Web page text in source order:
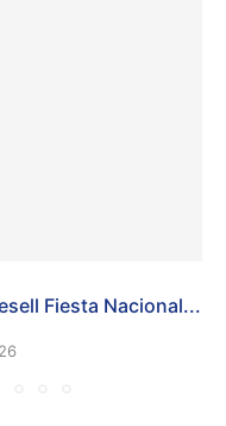
Fiesta Nacional...